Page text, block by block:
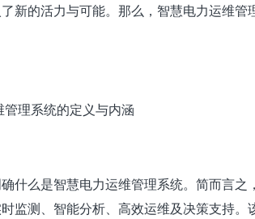
新的活力与可能。那么，智慧电力运维
理系统的定义与内涵
什么是智慧电力运维管理系统。简而言
监测、智能分析、高效运维及决策支持